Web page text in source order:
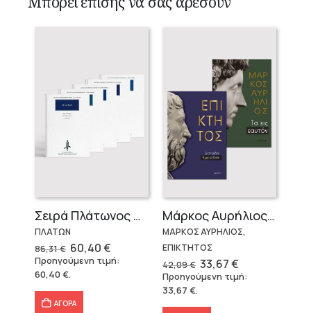
Σειρά Πλάτωνος Πολιτεία
ΠΛΑΤΩΝ
86,31€ Original
price
was:
86,31 €.
60,40€Η
τρέχουσα
τιμή
Προηγούμενη τιμή:
60,40€.
ΑΓΟΡΑ
Μάρκος Αυρήλιος & Επίκτητος (Επίτομα)
ΜΑΡΚΟΣ ΑΥΡΗΛΙΟΣ,
ΕΠΙΚΤΗΤΟΣ
42,09€ Original
price
was:
33,67€Η
τρέχουσα
τιμή
Προηγούμενη τιμή:
33,67 €.